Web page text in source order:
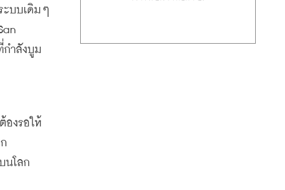
ะบบเดิมๆ
กำลังบูม
องรอให้
นโลก